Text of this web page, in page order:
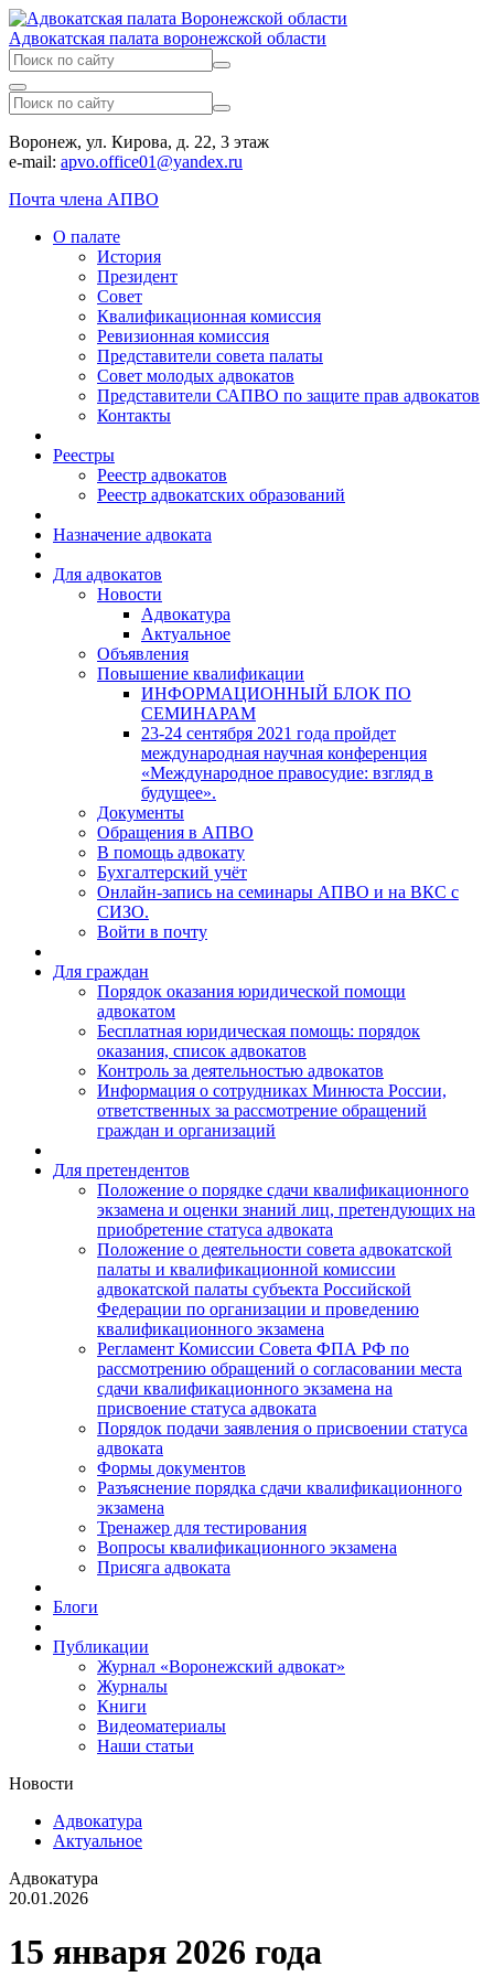
Адвокатская палата воронежской области
Воронеж, ул. Кирова, д. 22, 3 этаж
e-mail: apvo.office01@yandex.ru
Почта члена АПВО
О палате
История
Президент
Совет
Квалификационная комиссия
Ревизионная комиссия
Представители совета палаты
Совет молодых адвокатов
Представители САПВО по защите прав адвокатов
Контакты
Реестры
Реестр адвокатов
Реестр адвокатских образований
Назначение адвоката
Для адвокатов
Новости
Адвокатура
Актуальное
Объявления
Повышение квалификации
ИНФОРМАЦИОННЫЙ БЛОК ПО
СЕМИНАРАМ
23-24 сентября 2021 года пройдет
международная научная конференция
«Международное правосудие: взгляд в
будущее».
Документы
Обращения в АПВО
В помощь адвокату
Бухгалтерский учёт
Онлайн-запись на семинары АПВО и на ВКС с
СИЗО.
Войти в почту
Для граждан
Порядок оказания юридической помощи
адвокатом
Бесплатная юридическая помощь: порядок
оказания, список адвокатов
Контроль за деятельностью адвокатов
Информация о сотрудниках Минюста России,
ответственных за рассмотрение обращений
граждан и организаций
Для претендентов
Положение о порядке сдачи квалификационного
экзамена и оценки знаний лиц, претендующих на
приобретение статуса адвоката
Положение о деятельности совета адвокатской
палаты и квалификационной комиссии
адвокатской палаты субъекта Российской
Федерации по организации и проведению
квалификационного экзамена
Регламент Комиссии Совета ФПА РФ по
рассмотрению обращений о согласовании места
сдачи квалификационного экзамена на
присвоение статуса адвоката
Порядок подачи заявления о присвоении статуса
адвоката
Формы документов
Разъяснение порядка сдачи квалификационного
экзамена
Тренажер для тестирования
Вопросы квалификационного экзамена
Присяга адвоката
Блоги
Публикации
Журнал «Воронежский адвокат»
Журналы
Книги
Видеоматериалы
Наши статьи
Новости
Адвокатура
Актуальное
Адвокатура
20.01.2026
15 января 2026 года